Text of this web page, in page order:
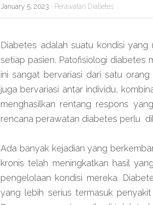
January 5, 2023 · Perawatan Diabetes
Diabetes adalah suatu kondisi
setiap pasien. Patofisiologi diabetes
ini sangat bervariasi dari satu
juga bervariasi antar individu,
menghasilkan rentang respons
rencana perawatan diabetes perlu
Ada banyak kejadian yang
kronis telah meningkatkan hasil
pengelolaan kondisi mereka.
yang lebih serius termasuk